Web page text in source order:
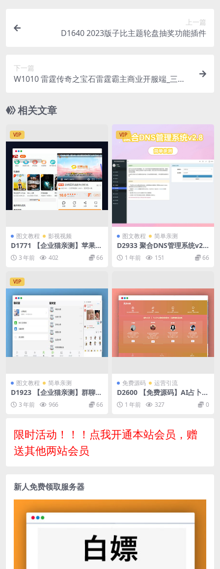
上一篇
D1640 2023版子比主题轮盘抽奖功能插件
下一篇
W1010 雷霆传奇之宝石雷霆霸主商业开服端_三网H
教程_附带安卓客户端_多功能GM后台工具
相关文章
VIP
图文教程 影视视频
D1771 【企业猫亲测】苹果C
MS仿哔哩哔哩APP模板
3 年前 402 66
VIP
图文教程 简单亲测
D2933 聚合DNS管理系统v2.8
(一个网站管理多个平台的域名
解析+多用户+API接口)
1 年前 151 66
VIP
图文教程 简单亲测
D1923 【企业猫亲测】群聊源
码无限建群创群H5聊天系统聊
天网站源码
3 年前 966 66
免费源码 运营引流
D2600 【免费源码】AI占卜算
卦项目源码分享
1 年前 327 0
限时活动！！！点我开通本站会员，赠
送其他两站会员
新人免费领取服务器